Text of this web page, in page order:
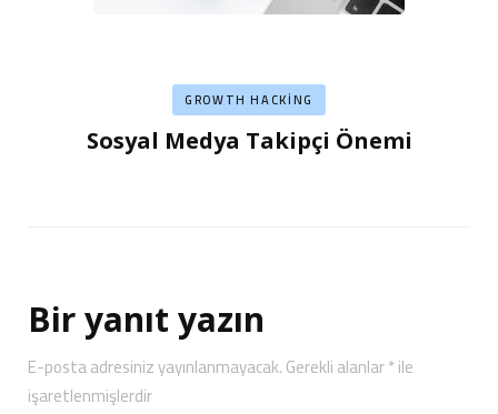
GROWTH HACKING
Sosyal Medya Takipçi Önemi
Bir yanıt yazın
E-posta adresiniz yayınlanmayacak.Gerekli alanlar*ile
işaretlenmişlerdir